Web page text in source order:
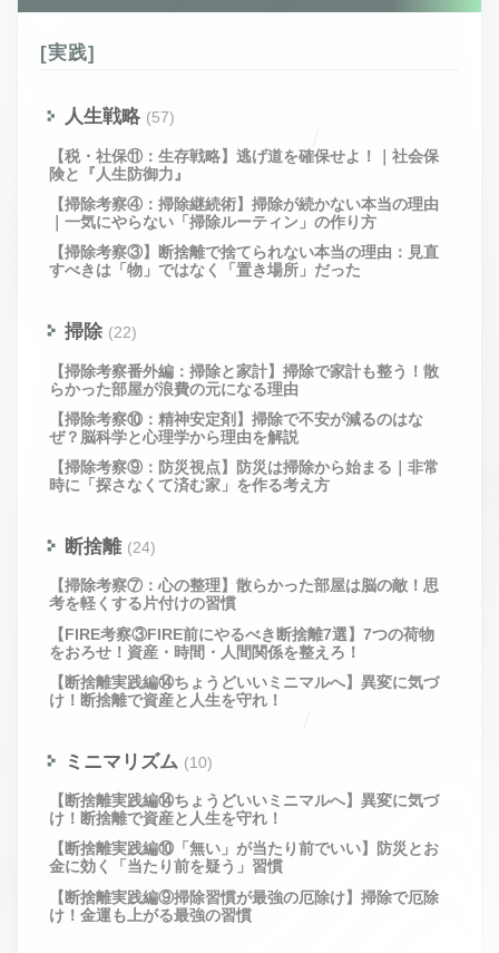
[実践]
人生戦略 (57)
【税・社保⑪：生存戦略】逃げ道を確保せよ！｜社会保
険と『人生防御力』
【掃除考察④：掃除継続術】掃除が続かない本当の理由
｜一気にやらない「掃除ルーティン」の作り方
【掃除考察③】断捨離で捨てられない本当の理由：見直
すべきは「物」ではなく「置き場所」だった
掃除 (22)
【掃除考察番外編：掃除と家計】掃除で家計も整う！散
らかった部屋が浪費の元になる理由
【掃除考察⑩：精神安定剤】掃除で不安が減るのはな
ぜ？脳科学と心理学から理由を解説
【掃除考察⑨：防災視点】防災は掃除から始まる｜非常
時に「探さなくて済む家」を作る考え方
断捨離 (24)
【掃除考察⑦：心の整理】散らかった部屋は脳の敵！思
考を軽くする片付けの習慣
【FIRE考察③FIRE前にやるべき断捨離7選】7つの荷物
をおろせ！資産・時間・人間関係を整えろ！
【断捨離実践編⑭ちょうどいいミニマルへ】異変に気づ
け！断捨離で資産と人生を守れ！
ミニマリズム (10)
【断捨離実践編⑭ちょうどいいミニマルへ】異変に気づ
け！断捨離で資産と人生を守れ！
【断捨離実践編⑩「無い」が当たり前でいい】防災とお
金に効く「当たり前を疑う」習慣
【断捨離実践編⑨掃除習慣が最強の厄除け】掃除で厄除
け！金運も上がる最強の習慣